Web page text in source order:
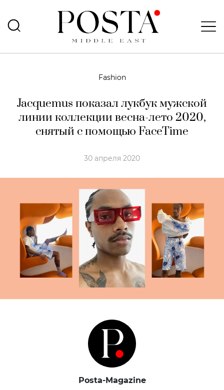
Fashion
Jacquemus показал лукбук мужской
линии коллекции весна-лето 2020,
снятый с помощью FaceTime
30 апреля 2020
Posta-Magazine